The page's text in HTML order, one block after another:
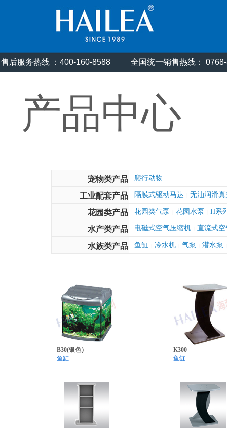
产品中心
宠物类产品 爬行动物
工业配套产品 隔膜式驱动马达 无油润滑真
花园类产品 花园类气泵 花园水泵 H系
水产类产品 电磁式空气压缩机 直流式
水族类产品 鱼缸 冷水机 气泵 潜水泵
B30(银色）
鱼缸
K300
鱼缸
售后服务热线 ：400-160-8588 全国统一销售热线：